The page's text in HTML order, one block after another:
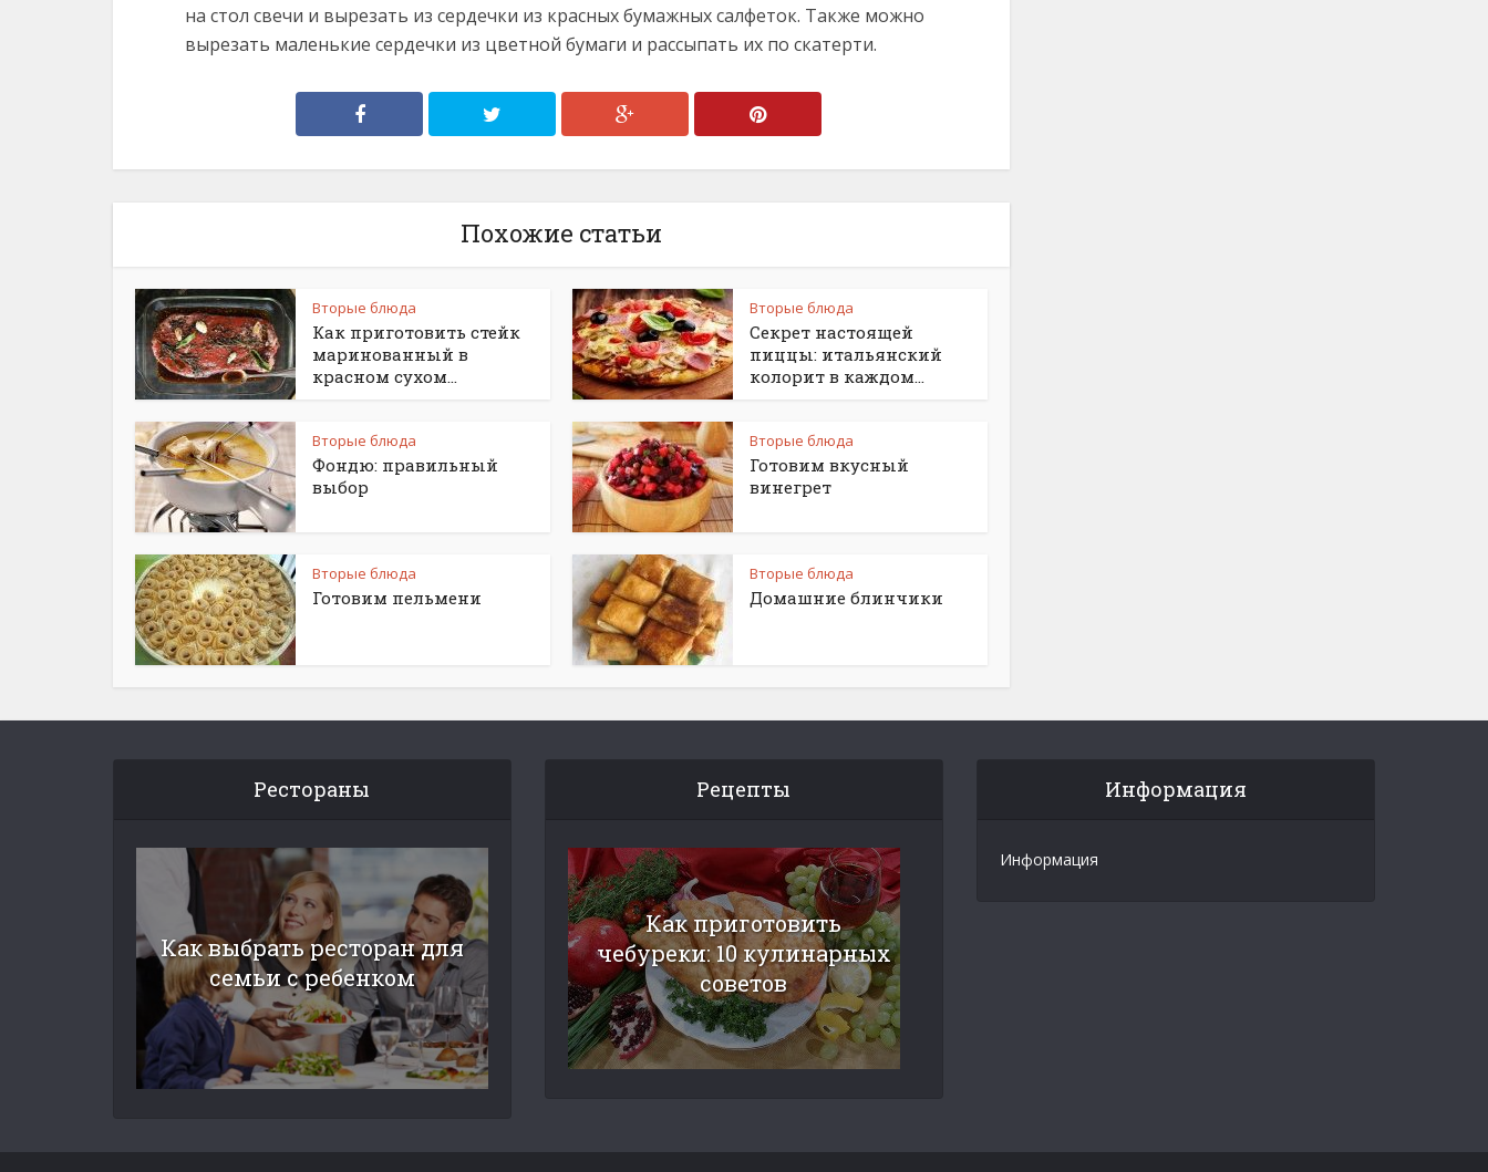
на стол свечи и вырезать из сердечки из красных бумажных салфеток. Также можно
вырезать маленькие сердечки из цветной бумаги и рассыпать их по скатерти.
Похожие статьи
Вторые блюда
Как приготовить стейк
маринованный в
красном сухом...
Вторые блюда
Секрет настоящей
пиццы: итальянский
колорит в каждом...
Вторые блюда
Фондю: правильный
выбор
Вторые блюда
Готовим вкусный
винегрет
Вторые блюда
Готовим пельмени
Вторые блюда
Домашние блинчики
Рестораны
Как выбрать ресторан для
семьи с ребенком
Рецепты
Как приготовить
чебуреки: 10 кулинарных
советов
Информация
Информация